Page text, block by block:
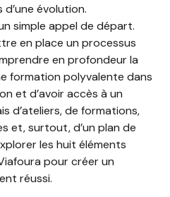
évolution.
simple appel de départ.
en place un processus
en profondeur la
formation polyvalente dans
et d’avoir accès à un
d’ateliers, de formations,
et, surtout, d’un plan de
les huit éléments
pour créer un
réussi.